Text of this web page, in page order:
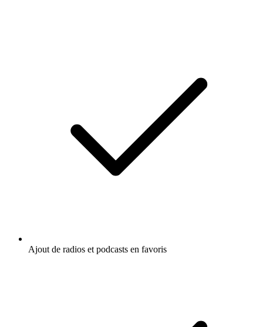
Ajout de radios et podcasts en favoris